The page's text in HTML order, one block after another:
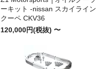
ーキット -nissan スカイライン
クーペ CKV36
120,000円(税抜) 〜